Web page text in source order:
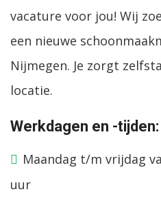
vacature voor jou! Wij
een nieuwe
Nijmegen. Je zorgt
locatie.
Werkdagen en -tijden:
Maandag t/m vrijdag
uur